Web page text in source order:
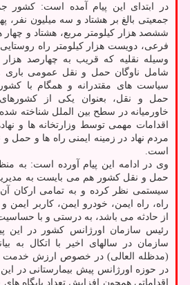
در ابتدای این پیام آمده است: کشور
جمعیتی بالغ بر هشتاد و سه میلیون نفر،
ششصد هزار کیلومتر مربع، هشتاد و چهار
فرعی، دویست هزار کیلومتر راه
وسیله نقلیه که قریب به چهارصد هزار
شامل ناوگان حمل و نقل عمومی باری
سیاست های مقتدرانه و همگام با
حمل و نقل، بعنوان یکی از
خاورمیانه در سطح بین الملل شناخته
اقدامات مهمی توسط وزارتخانه ها و
مردم نهاد در زمینه ایمنی راه ها و حمل
است.
وی در ادامه این پیام آورده است: به
حمل و نقل کشور هم می بایست به مدیریت
سیستمی نظر کرده و به تمامی ارکان آن
راه، راه ایمن، خودرو ایمن، کاربر
از حادثه می باشد، به درستی و با
رئیس سازمان اورژانس کشور در این
سازمان در سالهای اخیر با اتکال به
(مدظله العالی) در خصوص ارزش خدمت
در حوزه اورژانس پیش بیمارستانی در این
اقداماتی همچون افزایش تعداد پایگاه